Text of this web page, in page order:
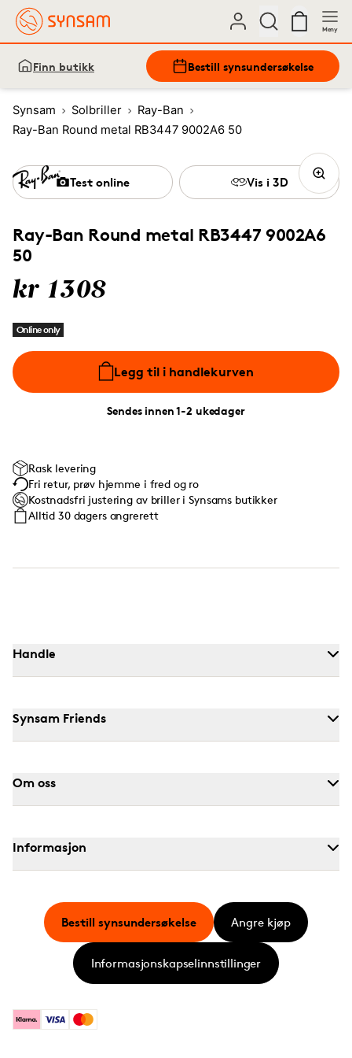
Meny
Finn butikk Bestill synsundersøkelse
Synsam Solbriller
Ray-Ban
Ray-Ban Round metal RB3447 9002A6 50
Ray-Ban Round metal RB3447 9002A6
50
kr 1308
Online only
Legg til i handlekurven
Sendes innen 1-2 ukedager
Test online Vis i 3D
Rask levering
Fri retur, prøv hjemme i fred og ro
Kostnadsfri justering av briller i Synsams butikker
Alltid 30 dagers angrerett
Handle
Synsam Friends
Om oss
Informasjon
KlarnaVisa Mastercard
Bestill synsundersøkelse Angre kjøp
Informasjonskapselinnstillinger